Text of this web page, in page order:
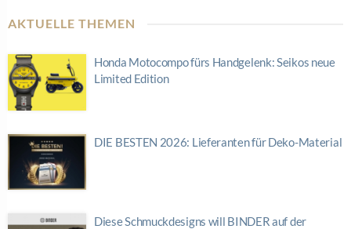
AKTUELLE THEMEN
Honda Motocompo fürs Handgelenk: Seikos neue
Limited Edition
DIE BESTEN 2026: Lieferanten für Deko-Material
Diese Schmuckdesigns will BINDER auf der